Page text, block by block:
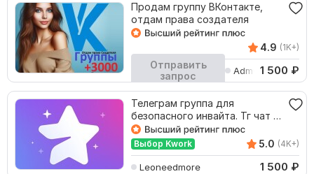
Кворк остановлен
Продам группу ВКонтакте,
отдам права создателя
4.9 (1K+)
Отправить
запрос
AdminArti
1 500 ₽
Телеграм группа для
безопасного инвайта. Тг чат с
отлежкой от 2022 г
Выбор Kwork 5.0 (4K+)
Leoneedmore 1 500 ₽